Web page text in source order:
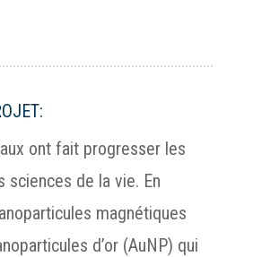
ont fait progresser les
sciences de la vie. En
magnétiques
d’or (AuNP) qui